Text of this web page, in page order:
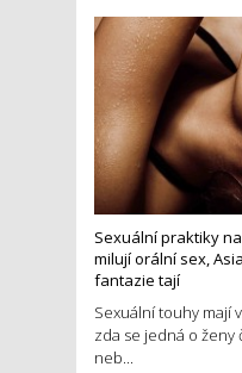
Sexuální praktiky
milují orální sex,
fantazie tají
Sexuální touhy mají
zda se jedná o ženy
neb...